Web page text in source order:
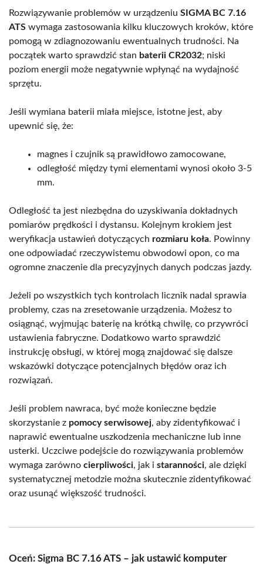
Rozwiązywanie problemów w urządzeniu SIGMA BC 7.16
ATS wymaga zastosowania kilku kluczowych kroków, które
pomogą w zdiagnozowaniu ewentualnych trudności. Na
początek warto sprawdzić stan baterii CR2032; niski
poziom energii może negatywnie wpłynąć na wydajność
sprzętu.
Jeśli wymiana baterii miała miejsce, istotne jest, aby
upewnić się, że:
magnes i czujnik są prawidłowo zamocowane,
odległość między tymi elementami wynosi około 3-5
mm.
Odległość ta jest niezbędna do uzyskiwania dokładnych
pomiarów prędkości i dystansu. Kolejnym krokiem jest
weryfikacja ustawień dotyczących rozmiaru koła. Powinny
one odpowiadać rzeczywistemu obwodowi opon, co ma
ogromne znaczenie dla precyzyjnych danych podczas jazdy.
Jeżeli po wszystkich tych kontrolach licznik nadal sprawia
problemy, czas na zresetowanie urządzenia. Możesz to
osiągnąć, wyjmując baterię na krótką chwilę, co przywróci
ustawienia fabryczne. Dodatkowo warto sprawdzić
instrukcję obsługi, w której mogą znajdować się dalsze
wskazówki dotyczące potencjalnych błędów oraz ich
rozwiązań.
Jeśli problem nawraca, być może konieczne będzie
skorzystanie z pomocy serwisowej, aby zidentyfikować i
naprawić ewentualne uszkodzenia mechaniczne lub inne
usterki. Uczciwe podejście do rozwiązywania problemów
wymaga zarówno cierpliwości, jak i staranności, ale dzięki
systematycznej metodzie można skutecznie zidentyfikować
oraz usunąć większość trudności.
Oceń: Sigma BC 7.16 ATS – jak ustawić komputer